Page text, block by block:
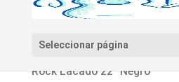
Seleccionar página
Inicio/Percusión/
Rock Lacado 22″ Negro